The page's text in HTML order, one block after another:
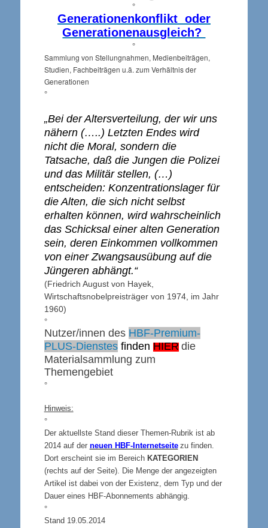
°
Generationenkonflikt oder
Generationenausgleich?
°
Sammlung von Stellungnahmen, Medienbeiträgen,
Studien, Fachbeiträgen u.ä. zum Verhältnis der
Generationen
°
„Bei der Altersverteilung, der wir uns
nähern (…..) Letzten Endes wird
nicht die Moral, sondern die
Tatsache, daß die Jungen die Polizei
und das Militär stellen, (…)
entscheiden: Konzentrationslager für
die Alten, die sich nicht selbst
erhalten können, wird wahrscheinlich
das Schicksal einer alten Generation
sein, deren Einkommen vollkommen
von einer Zwangsausübung auf die
Jüngeren abhängt.“
(Friedrich August von Hayek,
Wirtschaftsnobelpreisträger von 1974, im Jahr
1960)
°
Nutzer/innen des HBF-Premium-
PLUS-Dienstesfinden HIER die
Materialsammlung zum
Themengebiet
°
Hinweis:
°
Der aktuellste Stand dieser Themen-Rubrik ist ab
2014 auf der neuen HBF-Internetseite zu finden.
Dort erscheint sie im Bereich KATEGORIEN
(rechts auf der Seite). Die Menge der angezeigten
Artikel ist dabei von der Existenz, dem Typ und der
Dauer eines HBF-Abonnements abhängig.
°
Stand 19.05.2014